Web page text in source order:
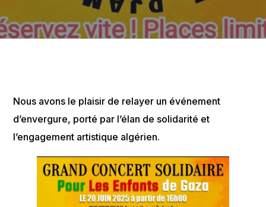
Nous avons le plaisir de relayer un événement
d’envergure, porté par l’élan de solidarité et
l’engagement artistique algérien.